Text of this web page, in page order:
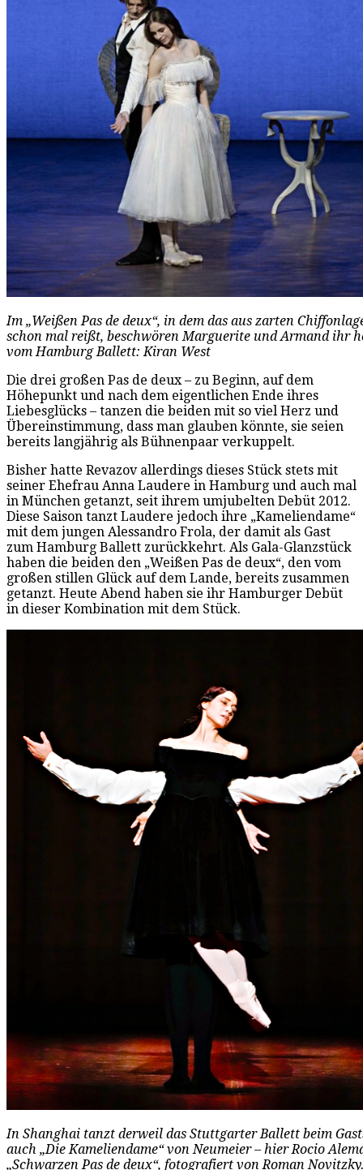
Im „Weißen Pas de deux“, in dem das aus zarten
schon mal reißt, beschwören Marguerite und Armand ihr
vom Hamburg Ballett: Kiran West
Die drei großen Pas de deux – zu Beginn, auf dem
Höhepunkt und nach dem eigentlichen Ende ihres
Liebesglücks – tanzen die beiden mit so viel Herz und
Übereinstimmung, dass man glauben könnte, sie seien
bereits langjährig als Bühnenpaar verkuppelt.
Bisher hatte Revazov allerdings dieses Stück stets mit
seiner Ehefrau Anna Laudere in Hamburg und auch mal
in München getanzt, seit ihrem umjubelten Debüt 2012.
Diese Saison tanzt Laudere jedoch ihre „Kameliendame“
mit dem jungen Alessandro Frola, der damit als Gast
zum Hamburg Ballett zurückkehrt. Als Gala-Glanzstück
haben die beiden den „Weißen Pas de deux“, den vom
großen stillen Glück auf dem Lande, bereits zusammen
getanzt. Heute Abend haben sie ihr Hamburger Debüt
in dieser Kombination mit dem Stück.
In Shanghai tanzt derweil das Stuttgarter Ballett beim
auch „Die Kameliendame“ von Neumeier – hier Rocio
„Schwarzen Pas de deux“, fotografiert von Roman